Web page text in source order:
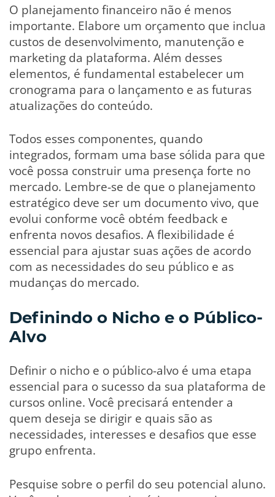
O planejamento financeiro não é menos
importante. Elabore um orçamento que inclua
custos de desenvolvimento, manutenção e
marketing da plataforma. Além desses
elementos, é fundamental estabelecer um
cronograma para o lançamento e as futuras
atualizações do conteúdo.
Todos esses componentes, quando
integrados, formam uma base sólida para que
você possa construir uma presença forte no
mercado. Lembre-se de que o planejamento
estratégico deve ser um documento vivo, que
evolui conforme você obtém feedback e
enfrenta novos desafios. A flexibilidade é
essencial para ajustar suas ações de acordo
com as necessidades do seu público e as
mudanças do mercado.
Definindo o Nicho e o Público-
Alvo
Definir o nicho e o público-alvo é uma etapa
essencial para o sucesso da sua plataforma de
cursos online. Você precisará entender a
quem deseja se dirigir e quais são as
necessidades, interesses e desafios que esse
grupo enfrenta.
Pesquise sobre o perfil do seu potencial aluno.